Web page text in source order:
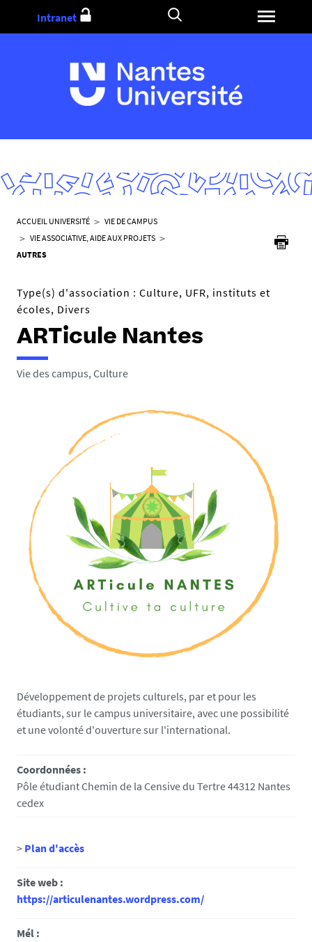
Aller
Intranet
V
o
u
ê
t
s
i
c
ACCUEIL UNIVERSITÉ
VIE DE CAMPUS
VIE ASSOCIATIVE, AIDE AUX PROJETS
AUTRES
Type(s) d'association : Culture, UFR, instituts et
écoles, Divers
ARTicule Nantes
Vie des campus, Culture
Développement de projets culturels, par et pour les
étudiants, sur le campus universitaire, avec une possibilité
et une volonté d'ouverture sur l'international.
Coordonnées :
Pôle étudiant Chemin de la Censive du Tertre 44312 Nantes
cedex
> Plan d'accès
Site web :
https://articulenantes.wordpress.com/
Mél :